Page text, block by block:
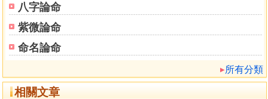
八字論命
紫微論命
命名論命
所有分類
相關文章